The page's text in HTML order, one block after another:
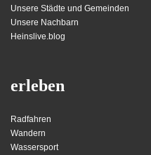
Unsere Städte und Gemeinden
Unsere Nachbarn
Heinslive.blog
erleben
Radfahren
Wandern
Wassersport